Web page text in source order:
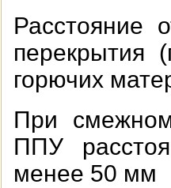
перекрытия
горючих
При
ППУ
менее 50 мм